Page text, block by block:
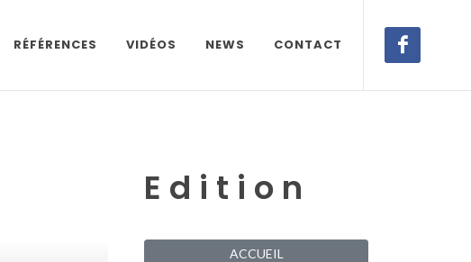
RÉFÉRENCES VIDÉOS NEWS CONTACT
E d i t i o n
ACCUEIL